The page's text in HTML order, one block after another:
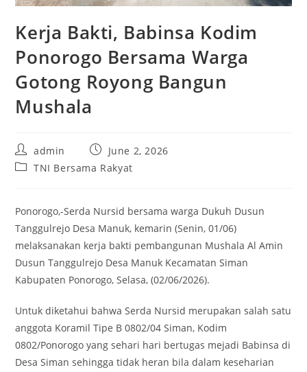
Kerja Bakti, Babinsa Kodim
Ponorogo Bersama Warga
Gotong Royong Bangun
Mushala
Post
author:
admin
Post
published:
June 2, 2026
PostTNI Bersama Rakyat
Ponorogo,-Serda Nursid bersama warga Dukuh Dusun
Tanggulrejo Desa Manuk, kemarin (Senin, 01/06)
melaksanakan kerja bakti pembangunan Mushala Al Amin
Dusun Tanggulrejo Desa Manuk Kecamatan Siman
Kabupaten Ponorogo, Selasa, (02/06/2026).
Untuk diketahui bahwa Serda Nursid merupakan salah satu
anggota Koramil Tipe B 0802/04 Siman, Kodim
0802/Ponorogo yang sehari hari bertugas mejadi Babinsa di
Desa Siman sehingga tidak heran bila dalam keseharian